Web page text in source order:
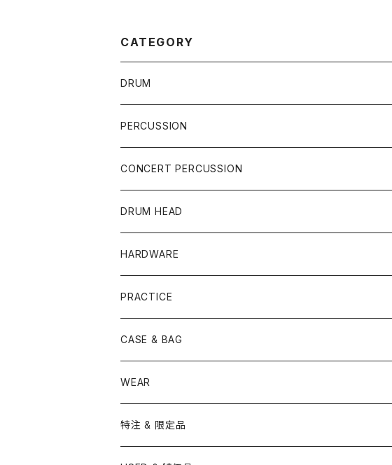
CATEGORY
DRUM
DRUM SET
YAMAHA
PEARL
SNARE
TAMA
PEARL
LUDWIG
CYMBAL
ZILDJIAN
SABIAN
ACCESSORY
MUTE
BEATER
STICK
DRUM STICK
MARCHING STICK
ELECTRICK DRUM
PERCUSSION
CAJON
CONGA
BONGO
TABLA BONGO
DJEMBE
DARBUKA
PANDEIRO
TAMBORIM
CONCERT PERCUSSION
CONCERT SNARE
CONCERT CYMBAL
PAIR CYMBAL
SUSPENDED CYMBAL
小物楽器
TAMBORIN
TRAIANGLE
STICK
MALLET
MARIMBA
VIBRAPHONE
楽譜
DRUM HEAD
SNARE HEAD
REMO
EVANS
TOM HEAD
6" HEAD
8" HEAD
BASS DRUM HEAD
18" HEAD
20" HEAD
OTHER HEAD
HARDWARE
Cymbal Stands
Boom Stand
Straight Stand
Snare Stands
Hi-Hat Stands
Drum Pedals
PRACTICE
CYMBAL
PAD
BOOK ＆ MOVIE
CASE & BAG
STICK BAG
Link of Happiness
CYMBAL CASE
WEAR
BURR FINE COFFEE
特注 & 限定品